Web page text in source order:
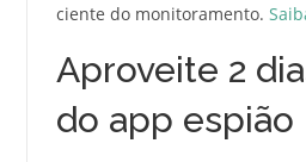
ciente do monitoramento.
Aproveite 2
do app espião